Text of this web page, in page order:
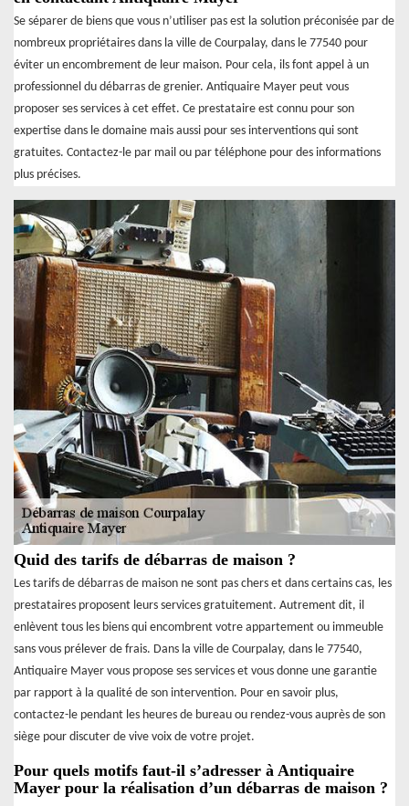
Se séparer de biens que vous n’utiliser pas est la solution préconisée par de
nombreux propriétaires dans la ville de Courpalay, dans le 77540 pour
éviter un encombrement de leur maison. Pour cela, ils font appel à un
professionnel du débarras de grenier. Antiquaire Mayer peut vous
proposer ses services à cet effet. Ce prestataire est connu pour son
expertise dans le domaine mais aussi pour ses interventions qui sont
gratuites. Contactez-le par mail ou par téléphone pour des informations
plus précises.
Quid des tarifs de débarras de maison ?
Les tarifs de débarras de maison ne sont pas chers et dans certains cas, les
prestataires proposent leurs services gratuitement. Autrement dit, il
enlèvent tous les biens qui encombrent votre appartement ou immeuble
sans vous prélever de frais. Dans la ville de Courpalay, dans le 77540,
Antiquaire Mayer vous propose ses services et vous donne une garantie
par rapport à la qualité de son intervention. Pour en savoir plus,
contactez-le pendant les heures de bureau ou rendez-vous auprès de son
siège pour discuter de vive voix de votre projet.
Pour quels motifs faut-il s’adresser à Antiquaire
Mayer pour la réalisation d’un débarras de maison ?